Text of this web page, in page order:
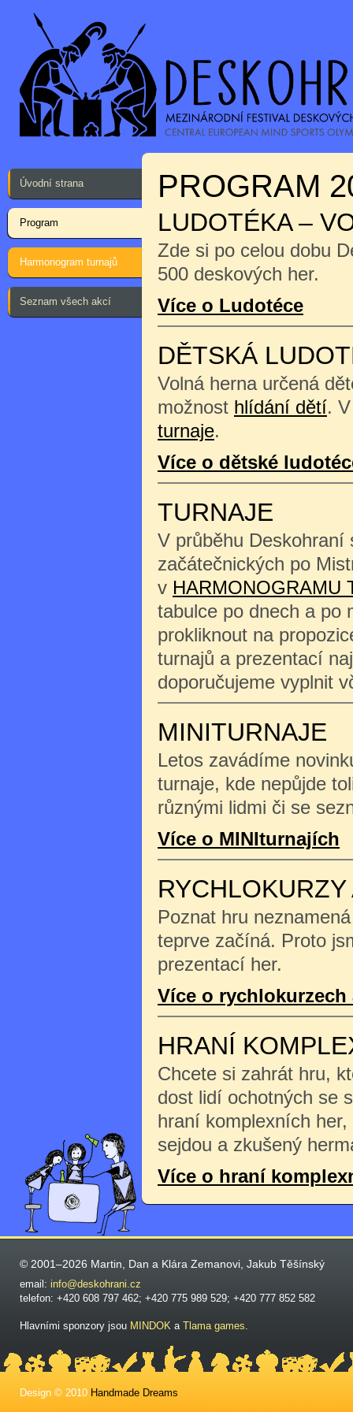
Úvodní strana
Program
Harmonogram turnajů
Seznam všech akcí
PROGRAM
LUDOTÉKA –
Zde si po celou dobu
500 deskových her.
Více o Ludotéce
DĚTSKÁ
Volná herna určená
možnost hlídání dětí.
turnaje.
Více o dětské
TURNAJE
V průběhu Deskohraní
začátečnických po
v HARMONOGRAMU
tabulce po dnech a po
prokliknout na
turnajů a prezentací
doporučujeme vyplnit
MINITURNAJE
Letos zavádíme
turnaje, kde nepůjde
různými lidmi či se
Více o MINIturnajích
Poznat hru
teprve začíná. Proto
prezentací her.
Více o rychlokurzech
HRANÍ
Chcete si zahrát hru,
dost lidí ochotných se
hraní komplexních
sejdou a zkušený
Více o hraní
© 2001–2026 Martin, Dan a Klára Zemanovi, Jakub Těšínský
email: info@deskohrani.cz
telefon: +420 608 797 462; +420 775 989 529; +420 777 852 582
Hlavními sponzory jsou MINDOK a Tlama games.
Design © 2010 Handmade Dreams